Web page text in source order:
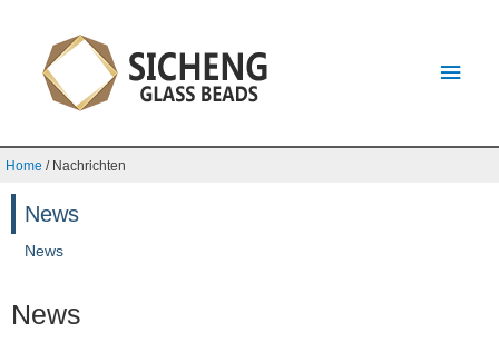
Home / Nachrichten
News
News
News